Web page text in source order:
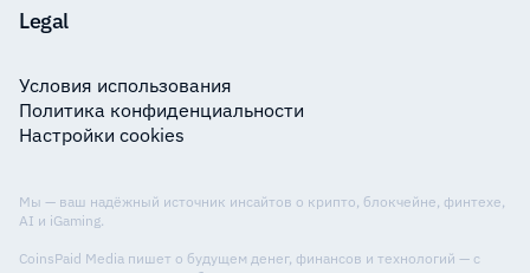
Legal
Условия использования
Политика конфиденциальности
Настройки cookies
Мы — ваш надёжный источник инсайтов о крипто, блокчейне, финтехе,
AI и iGaming.
CoinsPaid Media пишет о будущем денег, финансов и технологий — с